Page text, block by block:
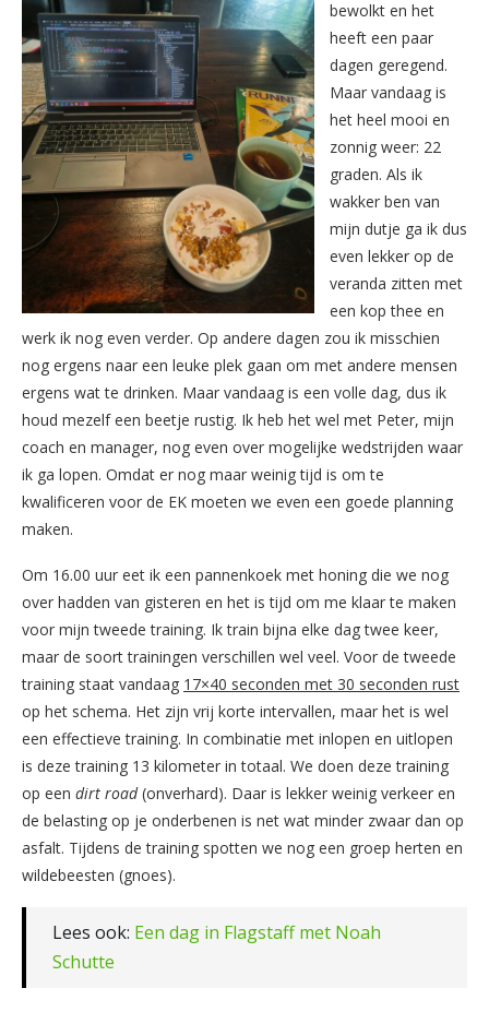
bewolkt en het
heeft een paar
dagen geregend.
Maar vandaag is
het heel mooi en
zonnig weer: 22
graden. Als ik
wakker ben van
mijn dutje ga ik dus
even lekker op de
veranda zitten met
een kop thee en
werk ik nog even verder. Op andere dagen zou ik misschien
nog ergens naar een leuke plek gaan om met andere mensen
ergens wat te drinken. Maar vandaag is een volle dag, dus ik
houd mezelf een beetje rustig. Ik heb het wel met Peter, mijn
coach en manager, nog even over mogelijke wedstrijden waar
ik ga lopen. Omdat er nog maar weinig tijd is om te
kwalificeren voor de EK moeten we even een goede planning
maken.
Om 16.00 uur eet ik een pannenkoek met honing die we nog
over hadden van gisteren en het is tijd om me klaar te maken
voor mijn tweede training. Ik train bijna elke dag twee keer,
maar de soort trainingen verschillen wel veel. Voor de tweede
training staat vandaag 17×40 seconden met 30 seconden rust
op het schema. Het zijn vrij korte intervallen, maar het is wel
een effectieve training. In combinatie met inlopen en uitlopen
is deze training 13 kilometer in totaal. We doen deze training
op een dirt road(onverhard). Daar is lekker weinig verkeer en
de belasting op je onderbenen is net wat minder zwaar dan op
asfalt. Tijdens de training spotten we nog een groep herten en
wildebeesten (gnoes).
Lees ook: Een dag in Flagstaff met Noah
Schutte